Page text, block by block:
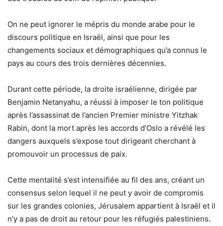
On ne peut ignorer le mépris du monde arabe pour le
discours politique en Israël, ainsi que pour les
changements sociaux et démographiques qu’a connus le
pays au cours des trois dernières décennies.
Durant cette période, la droite israélienne, dirigée par
Benjamin Netanyahu, a réussi à imposer le ton politique
après l’assassinat de l’ancien Premier ministre Yitzhak
Rabin, dont la mort après les accords d’Oslo a révélé les
dangers auxquels s’expose tout dirigeant cherchant à
promouvoir un processus de paix.
Cette mentalité s’est intensifiée au fil des ans, créant un
consensus selon lequel il ne peut y avoir de compromis
sur les grandes colonies, Jérusalem appartient à Israël et il
n’y a pas de droit au retour pour les réfugiés palestiniens.